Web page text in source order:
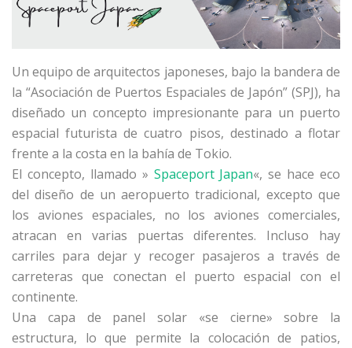
Un equipo de arquitectos japoneses, bajo la bandera de
la “Asociación de Puertos Espaciales de Japón” (SPJ), ha
diseñado un concepto impresionante para un puerto
espacial futurista de cuatro pisos, destinado a flotar
frente a la costa en la bahía de Tokio.
El concepto, llamado » Spaceport Japan«, se hace eco
del diseño de un aeropuerto tradicional, excepto que
los aviones espaciales, no los aviones comerciales,
atracan en varias puertas diferentes. Incluso hay
carriles para dejar y recoger pasajeros a través de
carreteras que conectan el puerto espacial con el
continente.
Una capa de panel solar «se cierne» sobre la
estructura, lo que permite la colocación de patios,